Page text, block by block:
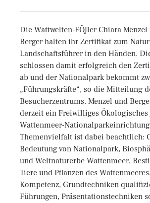
Die Wattwelten-FÖJler Chiara
Berger halten ihr Zertifikat zum
Landschaftsführer in den Händen.
schlossen damit erfolgreich den
ab und der Nationalpark bekommt
„Führungskräfte“, so die Mitteilung
Besucherzentrums. Menzel und
derzeit ein Freiwilliges Ökologisches
Wattenmeer-
Themenvielfalt ist dabei beachtlich:
Bedeutung von Nationalpark,
und Weltnaturerbe Wattenmeer,
Tiere und Pflanzen des
Kompetenz, Grundtechniken
Führungen, Präsentationstechniken